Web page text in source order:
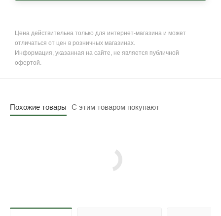
Цена действительна только для интернет-магазина и может
отличаться от цен в розничных магазинах.
Информация, указанная на сайте, не является публичной
офертой.
Похожие товары С этим товаром покупают